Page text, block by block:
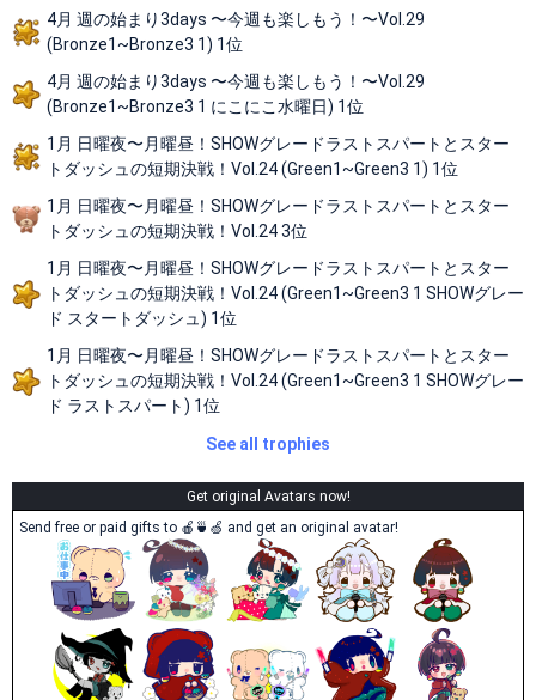
4月 週の始まり3days 〜今週も楽しもう！〜Vol.29
(Bronze1~Bronze3 1) 1位
4月 週の始まり3days 〜今週も楽しもう！〜Vol.29
(Bronze1~Bronze3 1 にこにこ水曜日) 1位
1月 日曜夜〜月曜昼！SHOWグレードラストスパートとスター
トダッシュの短期決戦！Vol.24 (Green1~Green3 1) 1位
1月 日曜夜〜月曜昼！SHOWグレードラストスパートとスター
トダッシュの短期決戦！Vol.24 3位
1月 日曜夜〜月曜昼！SHOWグレードラストスパートとスター
トダッシュの短期決戦！Vol.24 (Green1~Green3 1 SHOWグレー
ド スタートダッシュ) 1位
1月 日曜夜〜月曜昼！SHOWグレードラストスパートとスター
トダッシュの短期決戦！Vol.24 (Green1~Green3 1 SHOWグレー
ド ラストスパート) 1位
See all trophies
Get original Avatars now!
Send free or paid gifts to 🍎🍵🍏 and get an original avatar!